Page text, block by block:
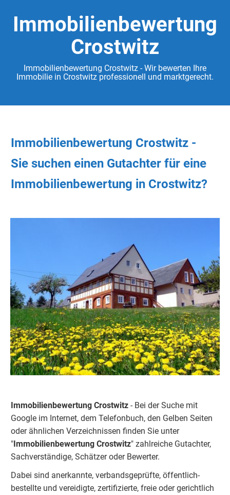
Immobilienbewertung
Crostwitz
Immobilienbewertung Crostwitz - Wir bewerten Ihre
Immobilie in Crostwitz professionell und marktgerecht.
Immobilienbewertung Crostwitz -
Sie suchen einen Gutachter für eine
Immobilienbewertung in Crostwitz?
Immobilienbewertung Crostwitz - Bei der Suche mit
Google im Internet, dem Telefonbuch, den Gelben Seiten
oder ähnlichen Verzeichnissen finden Sie unter
" Immobilienbewertung Crostwitz" zahlreiche Gutachter,
Sachverständige, Schätzer oder Bewerter.
Dabei sind anerkannte, verbandsgeprüfte, öffentlich-
bestellte und vereidigte, zertifizierte, freie oder gerichtlich